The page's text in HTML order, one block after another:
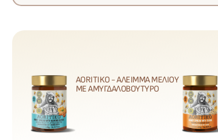
AORITIKO - ΆΛΕΙΜΜΑ ΜΕΛΙΟΎ
ΜΕ ΑΜΥΓΔΑΛΟΒΟΎΤΥΡΟ